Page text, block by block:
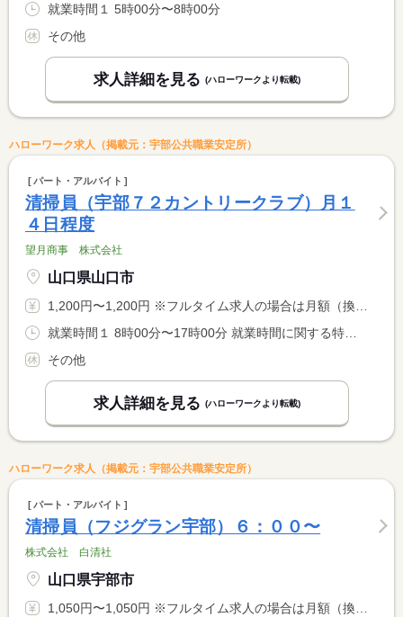
就業時間１ 5時00分〜8時00分
その他
求人詳細を見る (ハローワークより転載)
ハローワーク求人（掲載元：宇部公共職業安定所）
パート・アルバイト
清掃員（宇部７２カントリークラブ）月１
４日程度
望月商事 株式会社
山口県山口市
1,200円〜1,200円 ※フルタイム求人の場合は月額（換算額）、パート求人の場合は時間額を表示しています。
その他
求人詳細を見る (ハローワークより転載)
ハローワーク求人（掲載元：宇部公共職業安定所）
パート・アルバイト
清掃員（フジグラン宇部）６：００〜
株式会社 白清社
山口県宇部市
1,050円〜1,050円 ※フルタイム求人の場合は月額（換算額）、パート求人の場合は時間額を表示しています。